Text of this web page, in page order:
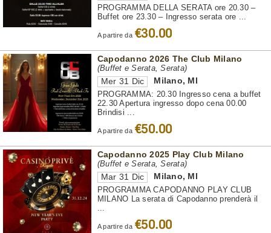
PROGRAMMA DELLA SERATA ore 20.30 –
Buffet ore 23.30 – Ingresso serata ore ...
A partire da €30.00
Capodanno 2026 The Club Milano
(Buffet e Serata, Serata)
Mer 31 Dic Milano, MI
PROGRAMMA: 20.30 Ingresso cena a buffet
22.30 Apertura ingresso dopo cena 00.00
Brindisi ...
A partire da €50.00
Capodanno 2025 Play Club Milano
(Buffet e Serata, Serata)
Mar 31 Dic Milano, MI
PROGRAMMA CAPODANNO PLAY CLUB
MILANO La serata di Capodanno prenderà il
A partire da €50.00